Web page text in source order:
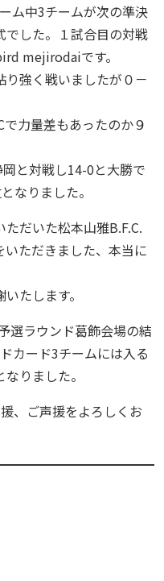
ム中3チームが次の準決
した。１試合目の対戦
mejirodaiです。
強く戦いましたが０－
力量差もあったのか９
と対戦し14-0と大勝で
なりました。
だいた松本山雅B.F.C.
ただきました、本当に
たします。
選ラウンド葛飾会場の結
カード3チームには入る
りました。
、ご声援をよろしくお